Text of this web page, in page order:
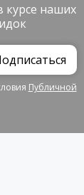
курсе наших
Публичной